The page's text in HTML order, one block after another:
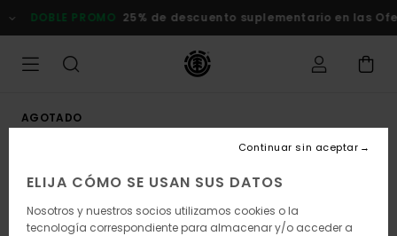
la
DOBLE PROMO 25% de descuento suplementario en las
AGOTADO
ELIJA CÓMO SE USAN SUS DATOS
Nosotros y nuestros socios utilizamos cookies o la
tecnología correspondiente para almacenar y/o acceder a
Continuar sin aceptar